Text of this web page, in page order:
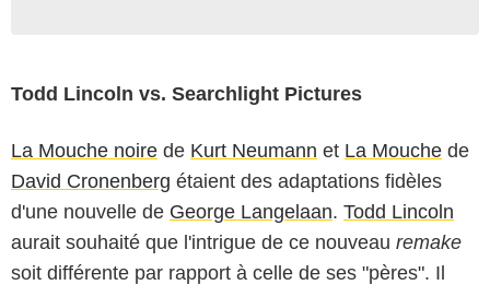
Todd Lincoln vs. Searchlight Pictures
La Mouche noire de Kurt Neumann et La Mouche de
David Cronenberg étaient des adaptations fidèles
d'une nouvelle de George Langelaan. Todd Lincoln
aurait souhaité que l'intrigue de ce nouveau remake
soit différente par rapport à celle de ses "pères". Il